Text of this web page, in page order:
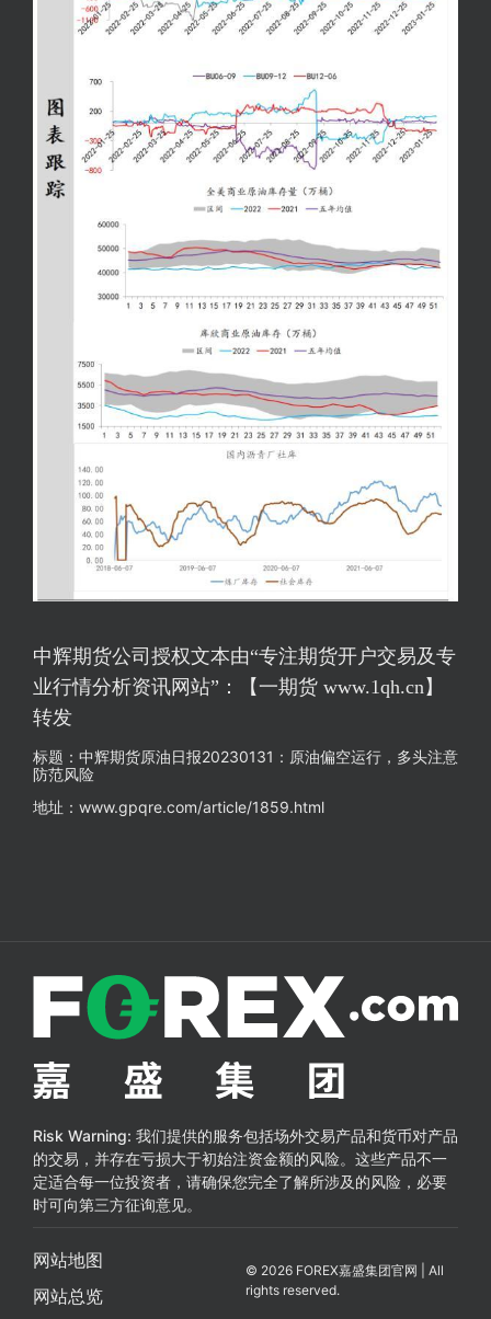
中辉期货公司授权文本由“专注期货开户交易及专
业行情分析资讯网站”：【一期货 www.1qh.cn】
转发
标题：中辉期货原油日报20230131：原油偏空运行，多头注意
防范风险
地址：www.gpqre.com/article/1859.html
Risk Warning: 我们提供的服务包括场外交易产品和货币对产品
的交易，并存在亏损大于初始注资金额的风险。这些产品不一
定适合每一位投资者，请确保您完全了解所涉及的风险，必要
时可向第三方征询意见。
网站地图
网站总览
© 2026 FOREX嘉盛集团官网 | All
rights reserved.